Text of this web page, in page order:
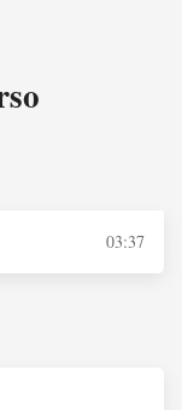
03:37